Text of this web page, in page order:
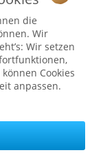
zzgl.
vorbehalten
die
Wir
Wir setzen
Cookies
anpassen.